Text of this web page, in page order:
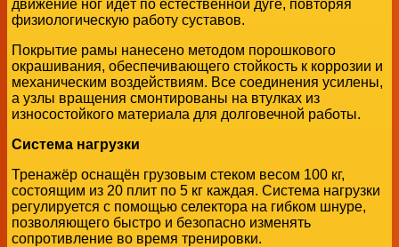
движение ног идёт по естественной дуге, повторяя
физиологическую работу суставов.
Покрытие рамы нанесено методом порошкового
окрашивания, обеспечивающего стойкость к коррозии и
механическим воздействиям. Все соединения усилены,
а узлы вращения смонтированы на втулках из
износостойкого материала для долговечной работы.
Система нагрузки
Тренажёр оснащён грузовым стеком весом 100 кг,
состоящим из 20 плит по 5 кг каждая. Система нагрузки
регулируется с помощью селектора на гибком шнуре,
позволяющего быстро и безопасно изменять
сопротивление во время тренировки.